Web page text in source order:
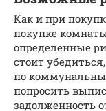
Как и при
покупке
определенные
стоит
по
попросить
задолженность